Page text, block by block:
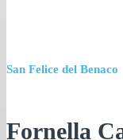
San Felice del Benaco
Fornella